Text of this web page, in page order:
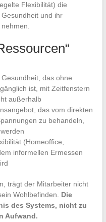
Flexibilität) die
und ihr
das ohne
ist, mit Zeitfenstern
außerhalb
das vom direkten
zu behandeln,
(Homeoffice,
informellen Ermessen
trägt der Mitarbeiter nicht
Wohlbefinden. Die
des Systems, nicht zu
Aufwand.